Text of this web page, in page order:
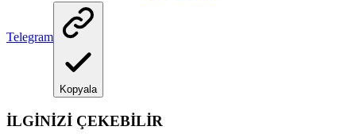
Telegram
Kopyala
İLGİNİZİ ÇEKEBİLİR